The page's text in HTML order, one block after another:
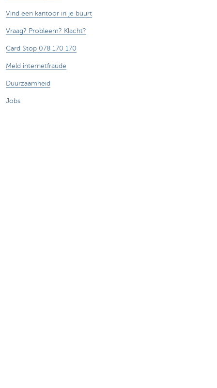
Vind een kantoor in je buurt
Vraag? Probleem? Klacht?
Card Stop 078 170 170
Meld internetfraude
Duurzaamheid
Jobs